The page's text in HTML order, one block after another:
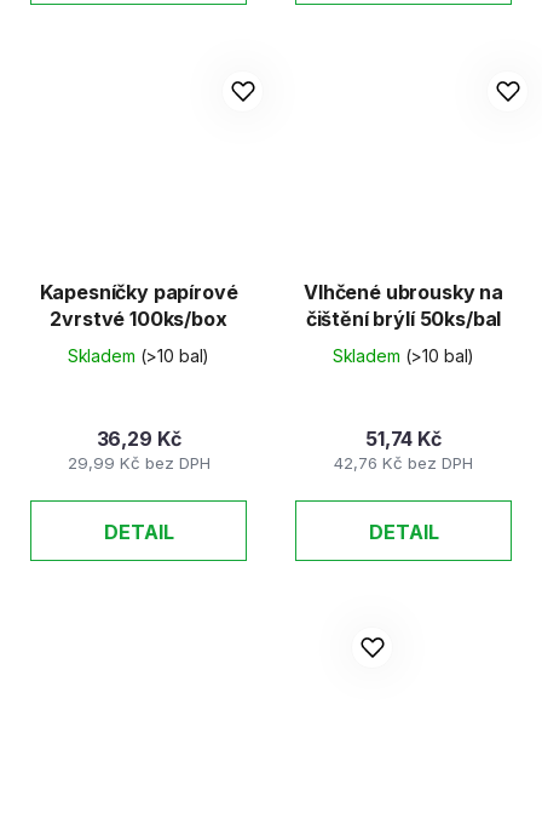
Kapesníčky papírové
2vrstvé 100ks/box
Skladem (>10 bal)
29,99 Kč bez DPH
36,29 Kč
DETAIL
Vlhčené ubrousky na
čištění brýlí 50ks/bal
Skladem (>10 bal)
42,76 Kč bez DPH
51,74 Kč
DETAIL